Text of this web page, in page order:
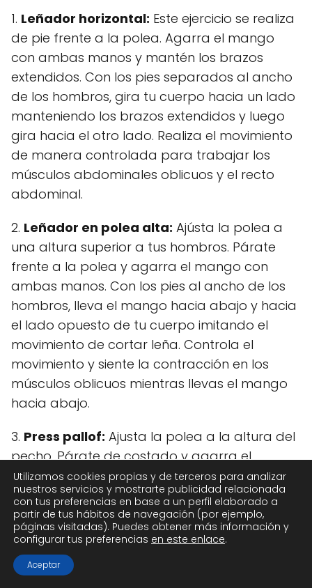
1. Leñador horizontal: Este ejercicio se realiza
de pie frente a la polea. Agarra el mango
con ambas manos y mantén los brazos
extendidos. Con los pies separados al ancho
de los hombros, gira tu cuerpo hacia un lado
manteniendo los brazos extendidos y luego
gira hacia el otro lado. Realiza el movimiento
de manera controlada para trabajar los
músculos abdominales oblicuos y el recto
abdominal.
2. Leñador en polea alta: Ajústa la polea a
una altura superior a tus hombros. Párate
frente a la polea y agarra el mango con
ambas manos. Con los pies al ancho de los
hombros, lleva el mango hacia abajo y hacia
el lado opuesto de tu cuerpo imitando el
movimiento de cortar leña. Controla el
movimiento y siente la contracción en los
músculos oblicuos mientras llevas el mango
hacia abajo.
3. Press pallof: Ajusta la polea a la altura del
pecho. Párate de costado y agarra el
mango con ambas manos. Mantén los pies
firmes en el suelo a la altura de los hombros y
estira los brazos frente a ti. Mantén el cuerpo
inmóvil y empuja el mango hacia tu pecho,
mantén la posición unos segundos y luego
extiende los brazos hacia adelante de
Utilizamos cookies propias y de terceros para analizar
nuestros servicios y mostrarte publicidad relacionada
con tus preferencias en base a un perfil elaborado a
partir de tus hábitos de navegación (por ejemplo,
páginas visitadas). Puedes obtener más información y
configurar tus preferencias en este enlace.
Aceptar